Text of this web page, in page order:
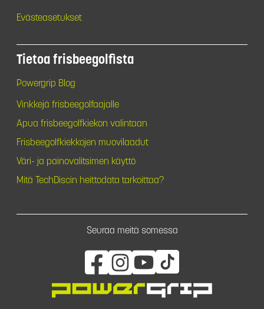
Evästeasetukset
Tietoa frisbeegolfista
Powergrip Blog
Vinkkejä frisbeegolfaajalle
Apua frisbeegolfkiekon valintaan
Frisbeegolfkiekkojen muovilaadut
Väri- ja painovalitsimen käyttö
Mitä TechDiscin heittodata tarkoittaa?
Seuraa meitä somessa